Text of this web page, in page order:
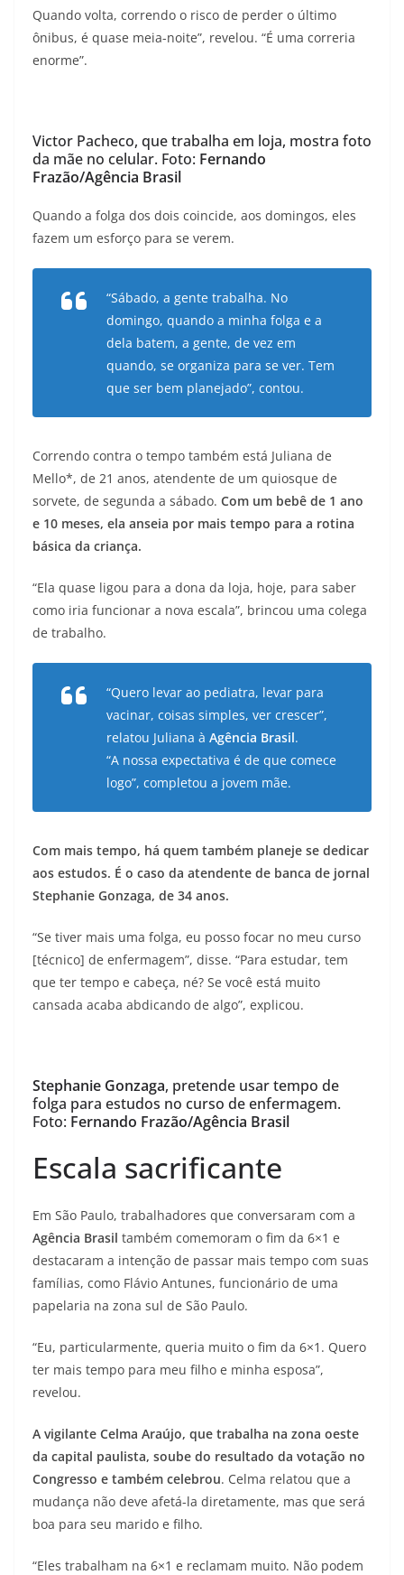
Quando volta, correndo o risco de perder o último
ônibus, é quase meia-noite”, revelou. “É uma correria
enorme”.
Victor Pacheco, que trabalha em loja, mostra foto
da mãe no celular. Foto: Fernando
Frazão/Agência Brasil
Quando a folga dos dois coincide, aos domingos, eles
fazem um esforço para se verem.
“Sábado, a gente trabalha. No
domingo, quando a minha folga e a
dela batem, a gente, de vez em
quando, se organiza para se ver. Tem
que ser bem planejado”, contou.
Correndo contra o tempo também está Juliana de
Mello*, de 21 anos, atendente de um quiosque de
sorvete, de segunda a sábado. Com um bebê de 1 ano
e 10 meses, ela anseia por mais tempo para a rotina
básica da criança.
“Ela quase ligou para a dona da loja, hoje, para saber
como iria funcionar a nova escala”, brincou uma colega
de trabalho.
“Quero levar ao pediatra, levar para
vacinar, coisas simples, ver crescer”,
relatou Juliana à Agência Brasil.
“A nossa expectativa é de que comece
logo”, completou a jovem mãe.
Com mais tempo, há quem também planeje se dedicar
aos estudos. É o caso da atendente de banca de jornal
Stephanie Gonzaga, de 34 anos.
“Se tiver mais uma folga, eu posso focar no meu curso
[técnico] de enfermagem”, disse. “Para estudar, tem
que ter tempo e cabeça, né? Se você está muito
cansada acaba abdicando de algo”, explicou.
Stephanie Gonzaga, pretende usar tempo de
folga para estudos no curso de enfermagem.
Foto: Fernando Frazão/Agência Brasil
Escala sacrificante
Em São Paulo, trabalhadores que conversaram com a
Agência Brasil também comemoram o fim da 6×1 e
destacaram a intenção de passar mais tempo com suas
famílias, como Flávio Antunes, funcionário de uma
papelaria na zona sul de São Paulo.
“Eu, particularmente, queria muito o fim da 6×1. Quero
ter mais tempo para meu filho e minha esposa”,
revelou.
A vigilante Celma Araújo, que trabalha na zona oeste
da capital paulista, soube do resultado da votação no
Congresso e também celebrou. Celma relatou que a
mudança não deve afetá-la diretamente, mas que será
boa para seu marido e filho.
“Eles trabalham na 6×1 e reclamam muito. Não podem